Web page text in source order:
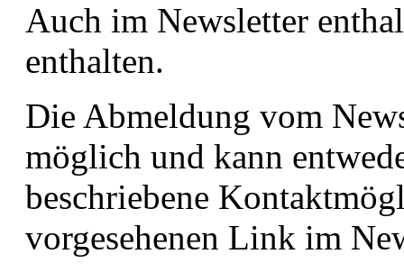
Auch im Newsletter
enthalten.
Die Abmeldung vom
möglich und kann
beschriebene
vorgesehenen Link im